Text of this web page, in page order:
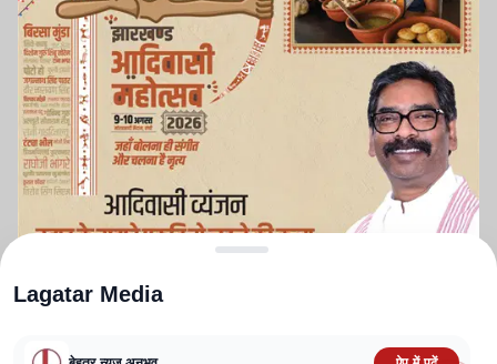
Lagatar Media